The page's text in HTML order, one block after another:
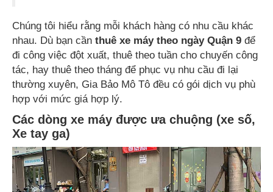
Chúng tôi hiểu rằng mỗi khách hàng có nhu cầu khác
nhau. Dù bạn cần thuê xe máy theo ngày Quận 9 để
đi công việc đột xuất, thuê theo tuần cho chuyến công
tác, hay thuê theo tháng để phục vụ nhu cầu đi lại
thường xuyên, Gia Bảo Mô Tô đều có gói dịch vụ phù
hợp với mức giá hợp lý.
Các dòng xe máy được ưa chuộng (xe số,
Xe tay ga)